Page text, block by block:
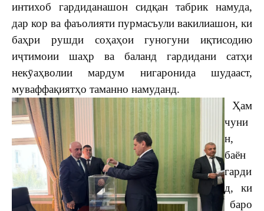
интихоб гардиданашон сидқан табрик намуда,
дар кор ва фаъолияти пурмасъули вакилиашон, ки
баҳри рушди соҳаҳои гуногуни иқтисодию
иҷтимоии шаҳр ва баланд гардидани сатҳи
некӯаҳволии мардум нигаронида шудааст,
муваффақиятҳо таманно намуданд.
Ҳам
чуни
н,
баён
гарди
д, ки
баро